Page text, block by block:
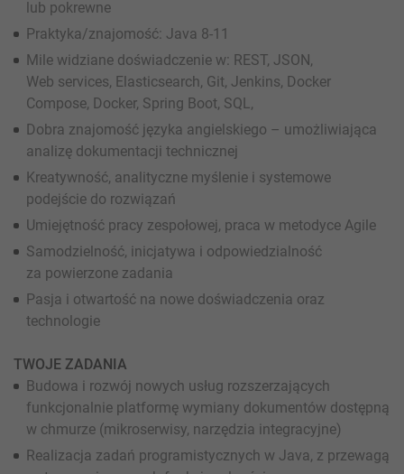
lub pokrewne
Praktyka/znajomość: Java 8-11
Mile widziane doświadczenie w: REST, JSON,
Web services, Elasticsearch, Git, Jenkins, Docker
Compose, Docker, Spring Boot, SQL,
Dobra znajomość języka angielskiego – umożliwiająca
analizę dokumentacji technicznej
Kreatywność, analityczne myślenie i systemowe
podejście do rozwiązań
Umiejętność pracy zespołowej, praca w metodyce Agile
Samodzielność, inicjatywa i odpowiedzialność
za powierzone zadania
Pasja i otwartość na nowe doświadczenia oraz
technologie
TWOJE ZADANIA
Budowa i rozwój nowych usług rozszerzających
funkcjonalnie platformę wymiany dokumentów dostępną
w chmurze (mikroserwisy, narzędzia integracyjne)
Realizacja zadań programistycznych w Java, z przewagą